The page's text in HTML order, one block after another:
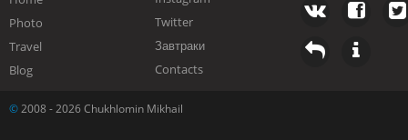
Photo
Travel
Blog
Twitter
Завтраки
Contacts
© 2008 - 2026 Chukhlomin Mikhail